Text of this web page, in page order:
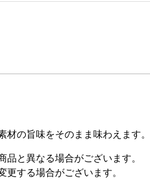
の旨味をそのまま味わえます。
と異なる場合がございます。
する場合がございます。